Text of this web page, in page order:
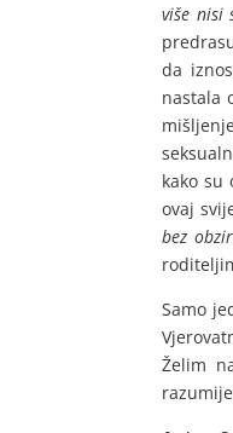
više nisi
da
nastala
kako su
ovaj
bez
Samo
Želim